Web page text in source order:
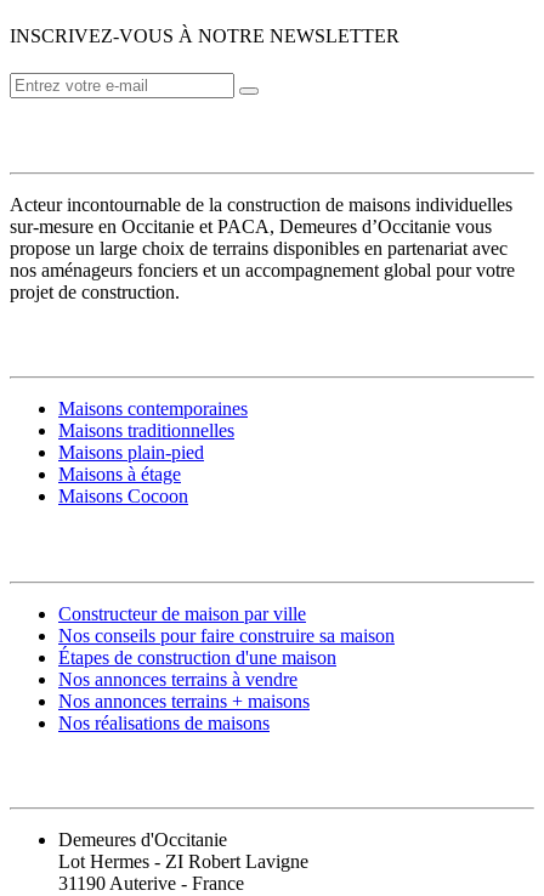
INSCRIVEZ-VOUS À NOTRE NEWSLETTER
Acteur incontournable de la construction de maisons individuelles
sur-mesure en Occitanie et PACA, Demeures d’Occitanie vous
propose un large choix de terrains disponibles en partenariat avec
nos aménageurs fonciers et un accompagnement global pour votre
projet de construction.
Maisons contemporaines
Maisons traditionnelles
Maisons plain-pied
Maisons à étage
Maisons Cocoon
Constructeur de maison par ville
Nos conseils pour faire construire sa maison
Étapes de construction d'une maison
Nos annonces terrains à vendre
Nos annonces terrains + maisons
Nos réalisations de maisons
Demeures d'Occitanie
Lot Hermes - ZI Robert Lavigne
31190 Auterive - France